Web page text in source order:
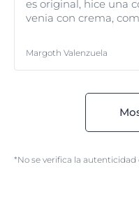
es original, hice una
venia con crema,
Margoth Valenzuela
*No se verifica la autenticidad